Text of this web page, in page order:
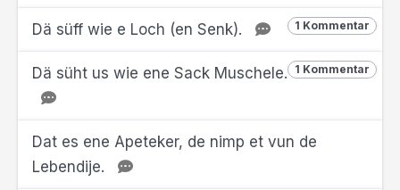
1 Kommentar
Dä süff wie e Loch (en Senk).
1 Kommentar
Dä süht us wie ene Sack Muschele.
Dat es ene Apeteker, de nimp et vun de
Lebendije.